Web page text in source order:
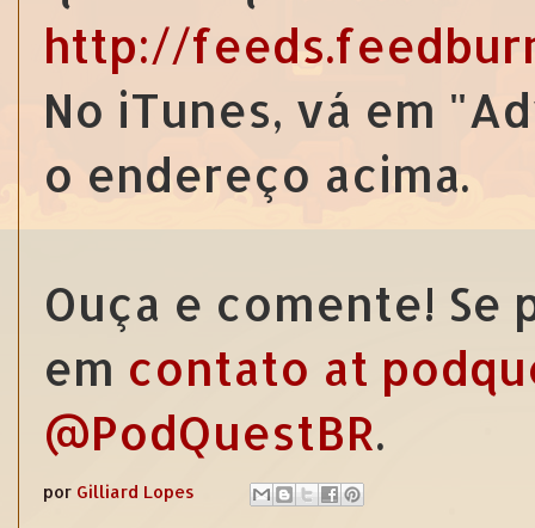
http://
No iTunes, vá em
o endereço acima.
Ouça e comente!
em contato at
@PodQuestBR.
por Gilliard Lopes